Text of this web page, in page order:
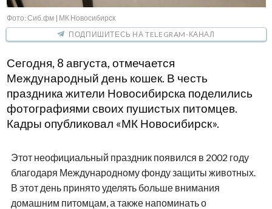
Фото: Сиб.фм | МК Новосибирск
ПОДПИШИТЕСЬ НА TELEGRAM-КАНАЛ
Сегодня, 8 августа, отмечается
Международный день кошек. В честь
праздника жители Новосибирска поделились
фотографиями своих пушистых питомцев.
Кадры опубликовал «МК Новосибирск».
Этот неофициальный праздник появился в 2002 году
благодаря Международному фонду защиты животных.
В этот день принято уделять больше внимания
домашним питомцам, а также напоминать о